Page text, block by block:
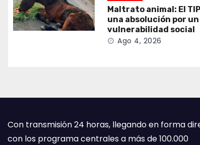
Maltrato animal: El
una absolución por un
vulnerabilidad social
Ago 4, 2026
Con transmisión 24 horas, llegando en forma
con los programa centrales a más de 100.000